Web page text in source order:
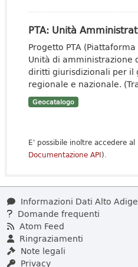
PTA: Unità
Progetto PTA
Unità di amministrazione
diritti giurisdizionali per il
regionale e nazionale.
Geocatalogo
E' possibile inoltre accedere
Documentazione API).
Informazioni Dati Alto Adige
Domande frequenti
Atom Feed
Ringraziamenti
Note legali
Privacy